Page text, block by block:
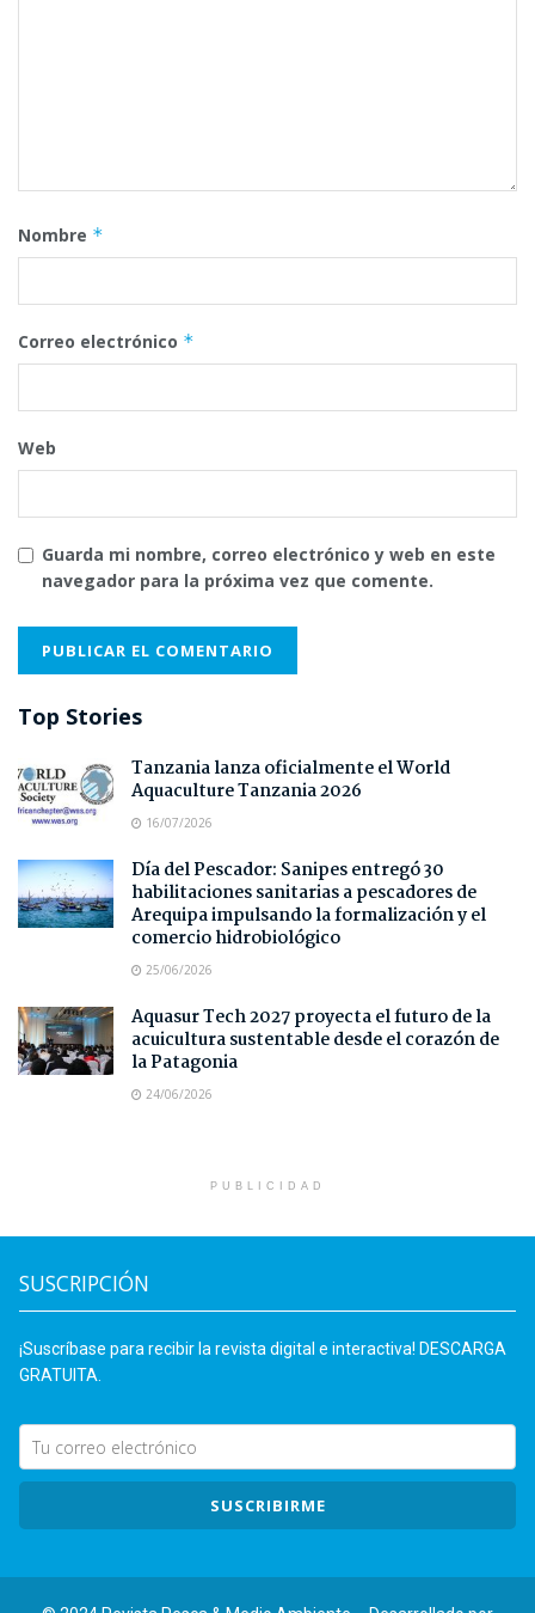
Nombre *
Correo electrónico *
Web
Guarda mi nombre, correo electrónico y web en este
navegador para la próxima vez que comente.
Top Stories
Tanzania lanza oficialmente el World
Aquaculture Tanzania 2026
16/07/2026
Día del Pescador: Sanipes entregó 30
habilitaciones sanitarias a pescadores de
Arequipa impulsando la formalización y el
comercio hidrobiológico
25/06/2026
Aquasur Tech 2027 proyecta el futuro de la
acuicultura sustentable desde el corazón de
la Patagonia
24/06/2026
PUBLICIDAD
SUSCRIPCIÓN
¡Suscríbase para recibir la revista digital e interactiva! DESCARGA
GRATUITA.
SUSCRIBIRME